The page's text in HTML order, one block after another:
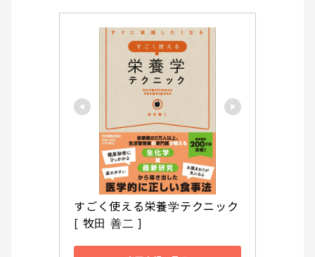
すごく使える栄養学テクニック
[ 牧田 善二 ]